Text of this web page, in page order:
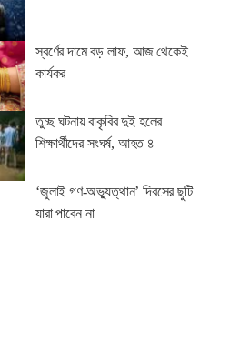
স্বর্ণের দামে বড় লাফ, আজ থেকেই
কার্যকর
তুচ্ছ ঘটনায় বাকৃবির দুই হলের
শিক্ষার্থীদের সংঘর্ষ, আহত ৪
‘জুলাই গণ-অভ্যুত্থান’ দিবসের ছুটি
যারা পাবেন না